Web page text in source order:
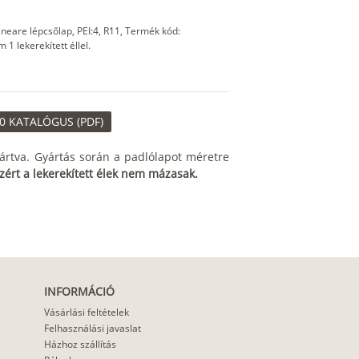
lépcsőlap, PEI:4, R11, Termék kód:
1 lekerekített éllel.
KATALÓGUS (PDF)
Gyártás során a padlólapot méretre
a lekerekített élek nem mázasak.
INFORMÁCIÓ
Vásárlási feltételek
Felhasználási javaslat
Házhoz szállítás